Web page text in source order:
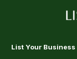
List Your Business